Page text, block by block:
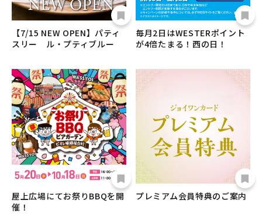
【7/15 NEW OPEN】パティ
スリー ル・プティブルー
毎月2日はWESTERポイント
が4倍たまる！西の日！
屋上広場にてお祭りBBQを開
催！
プレミアム会員特典のご案内